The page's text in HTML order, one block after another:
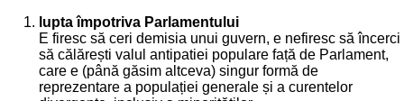
lupta împotriva Parlamentului
E firesc să ceri demisia unui guvern, e nefiresc să încerci
să călărești valul antipatiei populare față de Parlament,
care e (până găsim altceva) singur formă de
reprezentare a populației generale și a curentelor